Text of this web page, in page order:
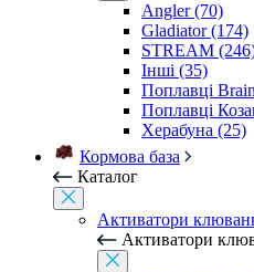
Angler (70)
Gladiator (174)
STREAM
Інші (35)
Поплавці
Поплавці
Херабуна (25)
Кормова база
Каталог
Активатори
Активатори